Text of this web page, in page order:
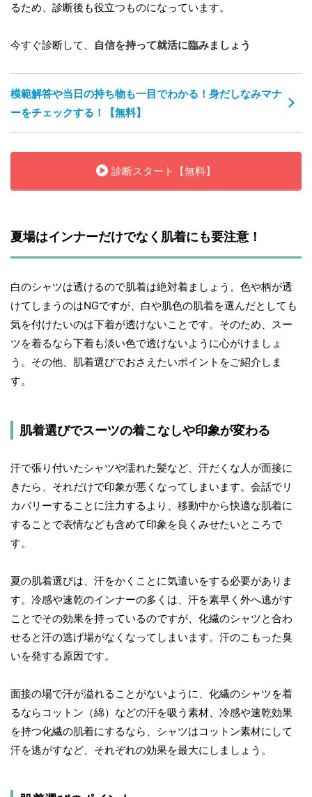
るため、診断後も役立つものになっています。
今すぐ診断して、 自信を持って就活に臨みましょう
模範解答や当日の持ち物も一目でわかる！身だしなみマナ
ーをチェックする！【無料】
診断スタート【無料】
夏場はインナーだけでなく肌着にも要注意！
白のシャツは透けるので肌着は絶対着ましょう。色や柄が透
けてしまうのはNGですが、白や肌色の肌着を選んだとしても
気を付けたいのは下着が透けないことです。そのため、スー
ツを着るなら下着も淡い色で透けないように心がけましょ
う。その他、肌着選びでおさえたいポイントをご紹介しま
す。
肌着選びでスーツの着こなしや印象が変わる
汗で張り付いたシャツや濡れた髪など、汗だくな人が面接に
きたら、それだけで印象が悪くなってしまいます。会話でリ
カバリーすることに注力するより、移動中から快適な肌着に
することで表情なども含めて印象を良くみせたいところで
す。
夏の肌着選びは、汗をかくことに気遣いをする必要がありま
す。冷感や速乾のインナーの多くは、汗を素早く外へ逃がす
ことでその効果を持っているのですが、化繊のシャツと合わ
せると汗の逃げ場がなくなってしまいます。汗のこもった臭
いを発する原因です。
面接の場で汗が溢れることがないように、化繊のシャツを着
るならコットン（綿）などの汗を吸う素材、冷感や速乾効果
を持つ化繊の肌着にするなら、シャツはコットン素材にして
汗を逃がすなど、それぞれの効果を最大にしましょう。